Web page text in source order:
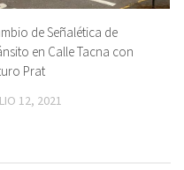
de Señalética de
en Calle Tacna con
Prat
12, 2021